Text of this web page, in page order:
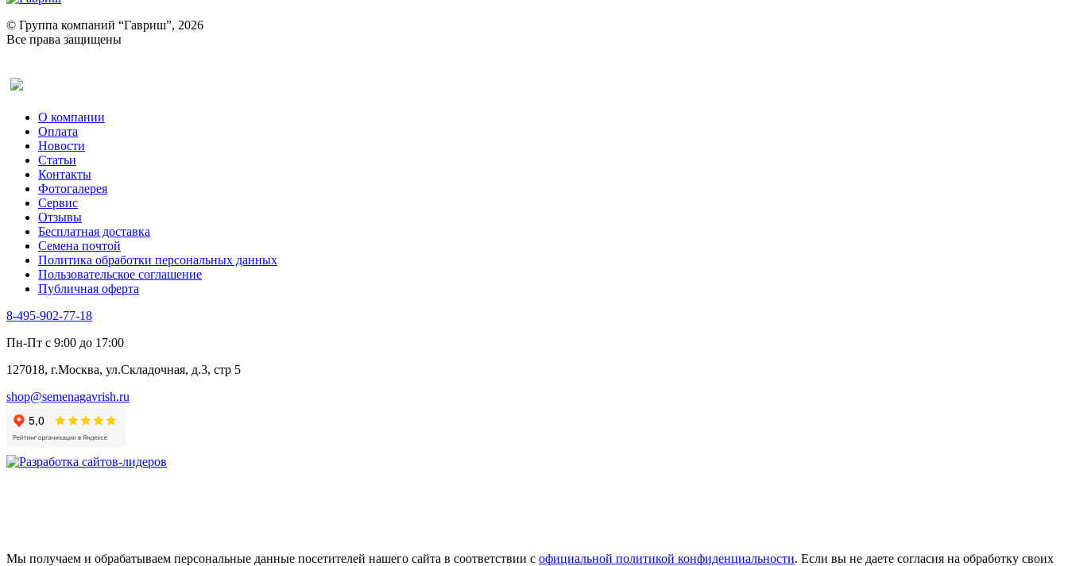
Ревень
Рукола
Рута
Тмин
Трава для чая
Туласи
Укроп
Фенхель пряный
Хризантема овощная
Цикорий пряный
Цикорий салатный (Витлуф)
Черемша
Шпинат
Щавель
Эндивий
Эстрагон
Алтей
Анис
Бессмертник
Валериана
Валерианелла
Гибискус лекарственный
Девясил
Душица
Змееголовник
© Группа компаний “Гавриш”, 2026
Все права защищены
О компании
Оплата
Новости
Статьи
Контакты
Фотогалерея​
Сервис
Отзывы
Бесплатная доставка
Семена почтой
Политика обработки персональных данных
Пользовательское соглашение
Публичная оферта
8-495-902-77-18
Пн-Пт с 9:00 до 17:00
127018, г.Москва, ул.Складочная, д.3, стр 5
shop@semenagavrish.ru
Мы получаем и обрабатываем персональные данные посетителей нашего сайта в соответствии с официальной политикой конфиденциальности. Если вы не даете согласия на обработку своих